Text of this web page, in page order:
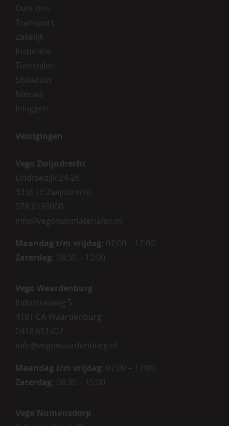
Over ons
Transport
Zakelijk
Inspiratie
Tuinstijlen
Showtuin
Nieuws
Inloggen
Vestigingen
Vego Zwijndrecht
Lindtsedijk 24-26
3336 LE Zwijndrecht
078 6199000
info@vegotuinmaterialen.nl
Maandag t/m vrijdag: 07:00 – 17:00
Zaterdag: 08:30 – 12:00
Vego Waardenburg
Industrieweg 5
4181 CA Waardenburg
0418 651407
info@vegowaardenburg.nl
Maandag t/m vrijdag: 07:00 – 17:00
Zaterdag: 08:30 – 15:00
Vego Numansdorp